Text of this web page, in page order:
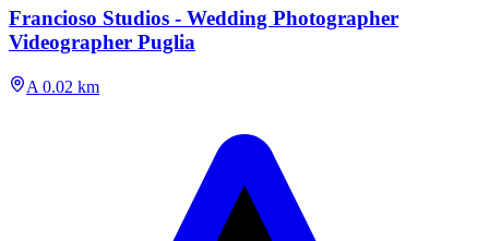
Francioso Studios - Wedding Photographer
Videographer Puglia
A 0.02 km